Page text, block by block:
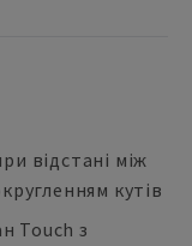
відстані між
кутів
Touch з